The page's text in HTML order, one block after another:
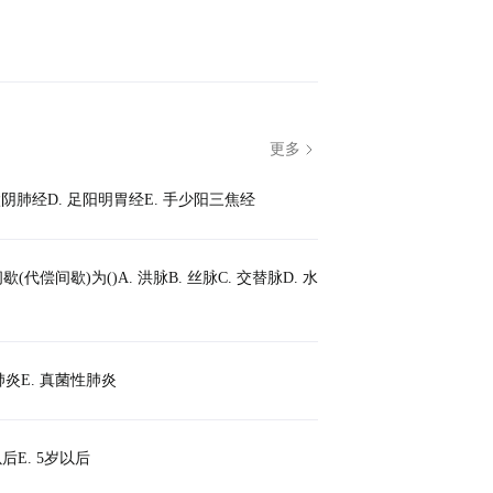
肺经D. 足阳明胃经E. 手少阳三焦经
(代偿间歇)为()A. 洪脉B. 丝脉C. 交替脉D. 水
E. 真菌性肺炎
E. 5岁以后